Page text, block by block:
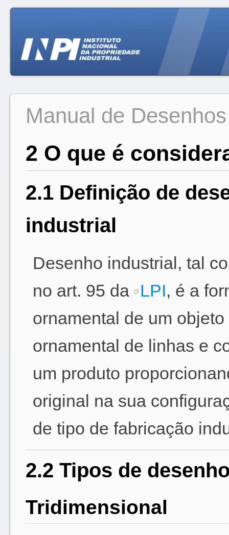
Manual de
2 O que é
2.1 Definição de
industrial
Desenho industrial, tal
no art. 95 da
LPI, é a
ornamental de um
ornamental de linhas e
um produto
original na sua
de tipo de fabricação
2.2 Tipos de
Tridimensional